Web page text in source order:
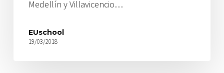
Medellín y Villavicencio…
EUschool
19/03/2018